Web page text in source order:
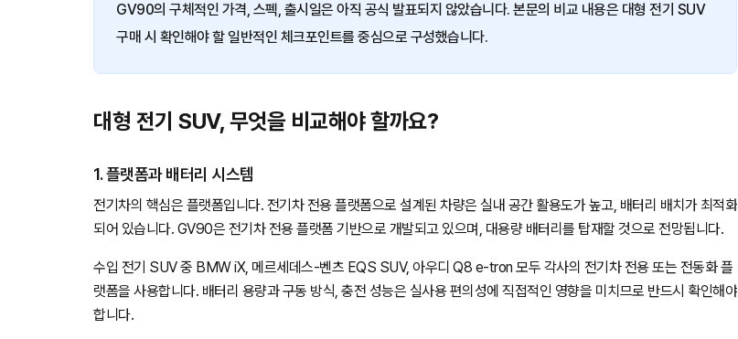
GV90의 구체적인 가격, 스펙, 출시일은 아직 공식 발표되지 않았습니다. 본문의 비교 내용은 대형 전기 SUV
구매 시 확인해야 할 일반적인 체크포인트를 중심으로 구성했습니다.
대형 전기 SUV, 무엇을 비교해야 할까요?
1. 플랫폼과 배터리 시스템
전기차의 핵심은 플랫폼입니다. 전기차 전용 플랫폼으로 설계된 차량은 실내 공간 활용도가 높고, 배터리 배치가 최적화
되어 있습니다. GV90은 전기차 전용 플랫폼 기반으로 개발되고 있으며, 대용량 배터리를 탑재할 것으로 전망됩니다.
수입 전기 SUV 중 BMW iX, 메르세데스-벤츠 EQS SUV, 아우디 Q8 e-tron 모두 각사의 전기차 전용 또는 전동화 플
랫폼을 사용합니다. 배터리 용량과 구동 방식, 충전 성능은 실사용 편의성에 직접적인 영향을 미치므로 반드시 확인해야
합니다.